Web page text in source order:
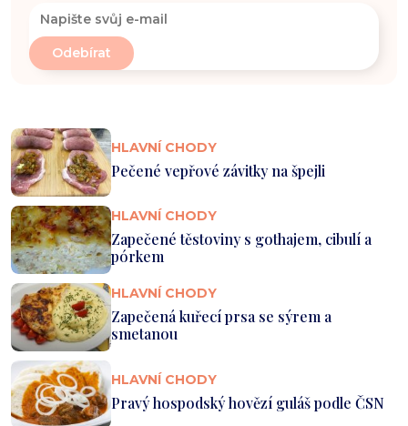
HLAVNÍ CHODY
Pečené vepřové závitky na špejli
HLAVNÍ CHODY
Zapečené těstoviny s gothajem, cibulí a
pórkem
HLAVNÍ CHODY
Zapečená kuřecí prsa se sýrem a
smetanou
HLAVNÍ CHODY
Pravý hospodský hovězí guláš podle ČSN